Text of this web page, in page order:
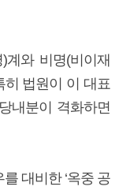
계와 비명(비이재
히 법원이 이 대표
내분이 격화하면
대비한 ‘옥중 공